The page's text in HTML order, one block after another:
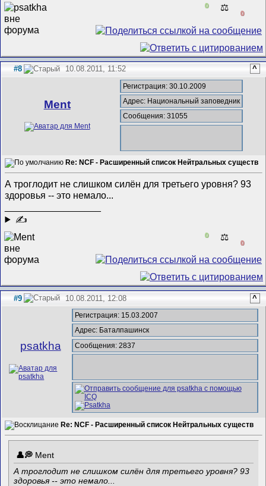
0 ⚖️
0
#8 10.08.2011, 11:52 ^
Ment
Регистрация: 30.10.2009
Адрес: Национальный заповедник
Сообщения: 31055
Re: NCF - Расширенный список Нейтральных существ
А троглодит не слишком силён для третьего уровня? 93
здоровья -- это немало...
✍
0 ⚖️
0
#9 10.08.2011, 12:08 ^
psatkha
Регистрация: 15.03.2007
Адрес: Баталпашинск
Сообщения: 2837
Re: NCF - Расширенный список Нейтральных существ
Ment
А троглодит не слишком силён для третьего уровня? 93
здоровья -- это немало...